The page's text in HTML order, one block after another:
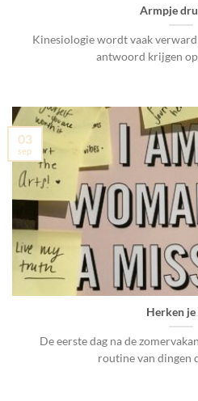
Armpje
Kinesiologie wordt vaak
antwoord krijgen op
Herken je
De eerste dag na de
routine van dingen
03
sep